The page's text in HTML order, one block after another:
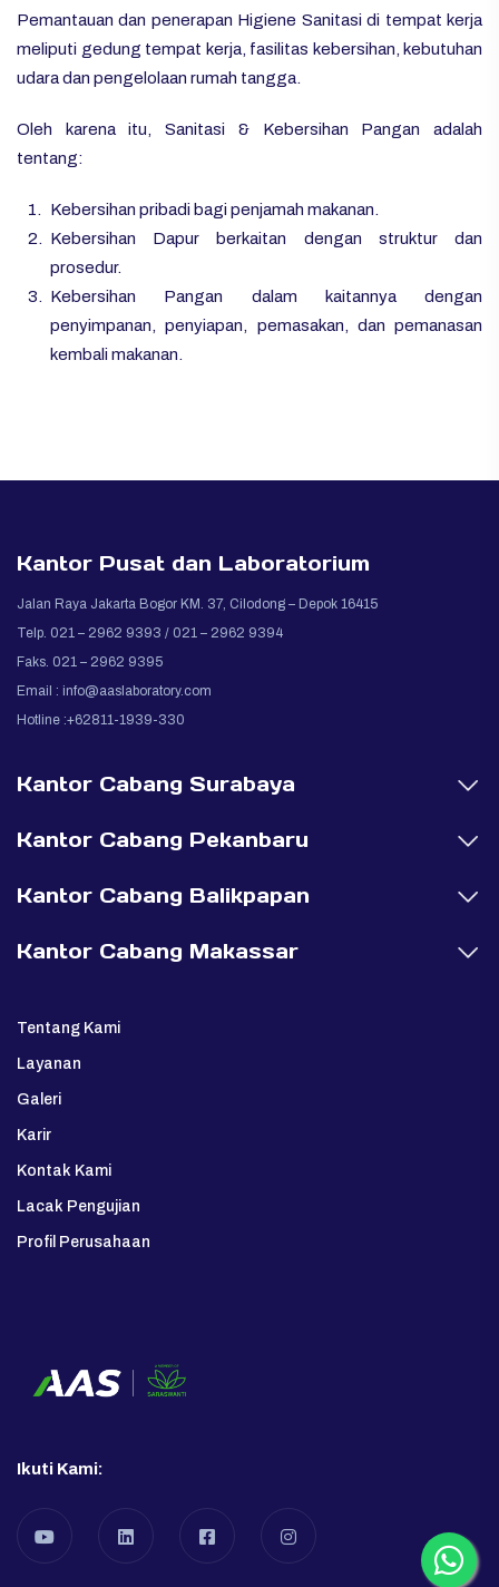
Pemantauan dan penerapan Higiene Sanitasi di tempat kerja
meliputi gedung tempat kerja, fasilitas kebersihan, kebutuhan
udara dan pengelolaan rumah tangga.
Oleh karena itu, Sanitasi & Kebersihan Pangan adalah
tentang:
Kebersihan pribadi bagi penjamah makanan.
Kebersihan Dapur berkaitan dengan struktur dan
prosedur.
Kebersihan Pangan dalam kaitannya dengan
penyimpanan, penyiapan, pemasakan, dan pemanasan
kembali makanan.
Kantor Pusat dan Laboratorium
Jalan Raya Jakarta Bogor KM. 37, Cilodong – Depok 16415
Telp. 021 – 2962 9393 / 021 – 2962 9394
Faks. 021 – 2962 9395
Email : info@aaslaboratory.com
Hotline :+62811-1939-330
Kantor Cabang Surabaya
Kantor Cabang Pekanbaru
Kantor Cabang Balikpapan
Kantor Cabang Makassar
Tentang Kami
Layanan
Galeri
Karir
Kontak Kami
Lacak Pengujian
Profil Perusahaan
Ikuti Kami: